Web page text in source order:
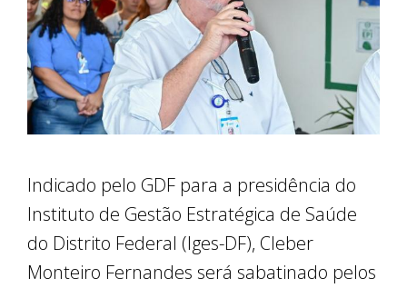
Indicado pelo GDF para a presidência do
Instituto de Gestão Estratégica de Saúde
do Distrito Federal (Iges-DF), Cleber
Monteiro Fernandes será sabatinado pelos